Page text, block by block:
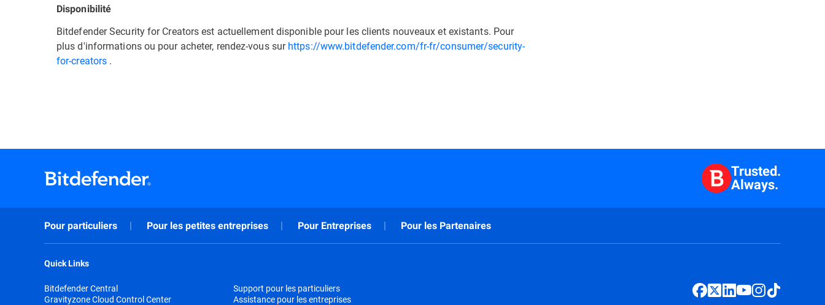
Disponibilité
Bitdefender Security for Creators est actuellement disponible pour les clients nouveaux et existants. Pour
plus d'informations ou pour acheter, rendez-vous surhttps://www.bitdefender.com/fr-fr/consumer/security-
for-creators .
Trusted.
Always.
Pour particuliers Pour les petites entreprises Pour Entreprises Pour les Partenaires
Quick Links
Bitdefender Central
Gravityzone Cloud Control Center
Support pour les particuliers
Assistance pour les entreprises